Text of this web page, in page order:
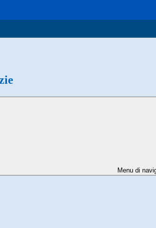
Menu di